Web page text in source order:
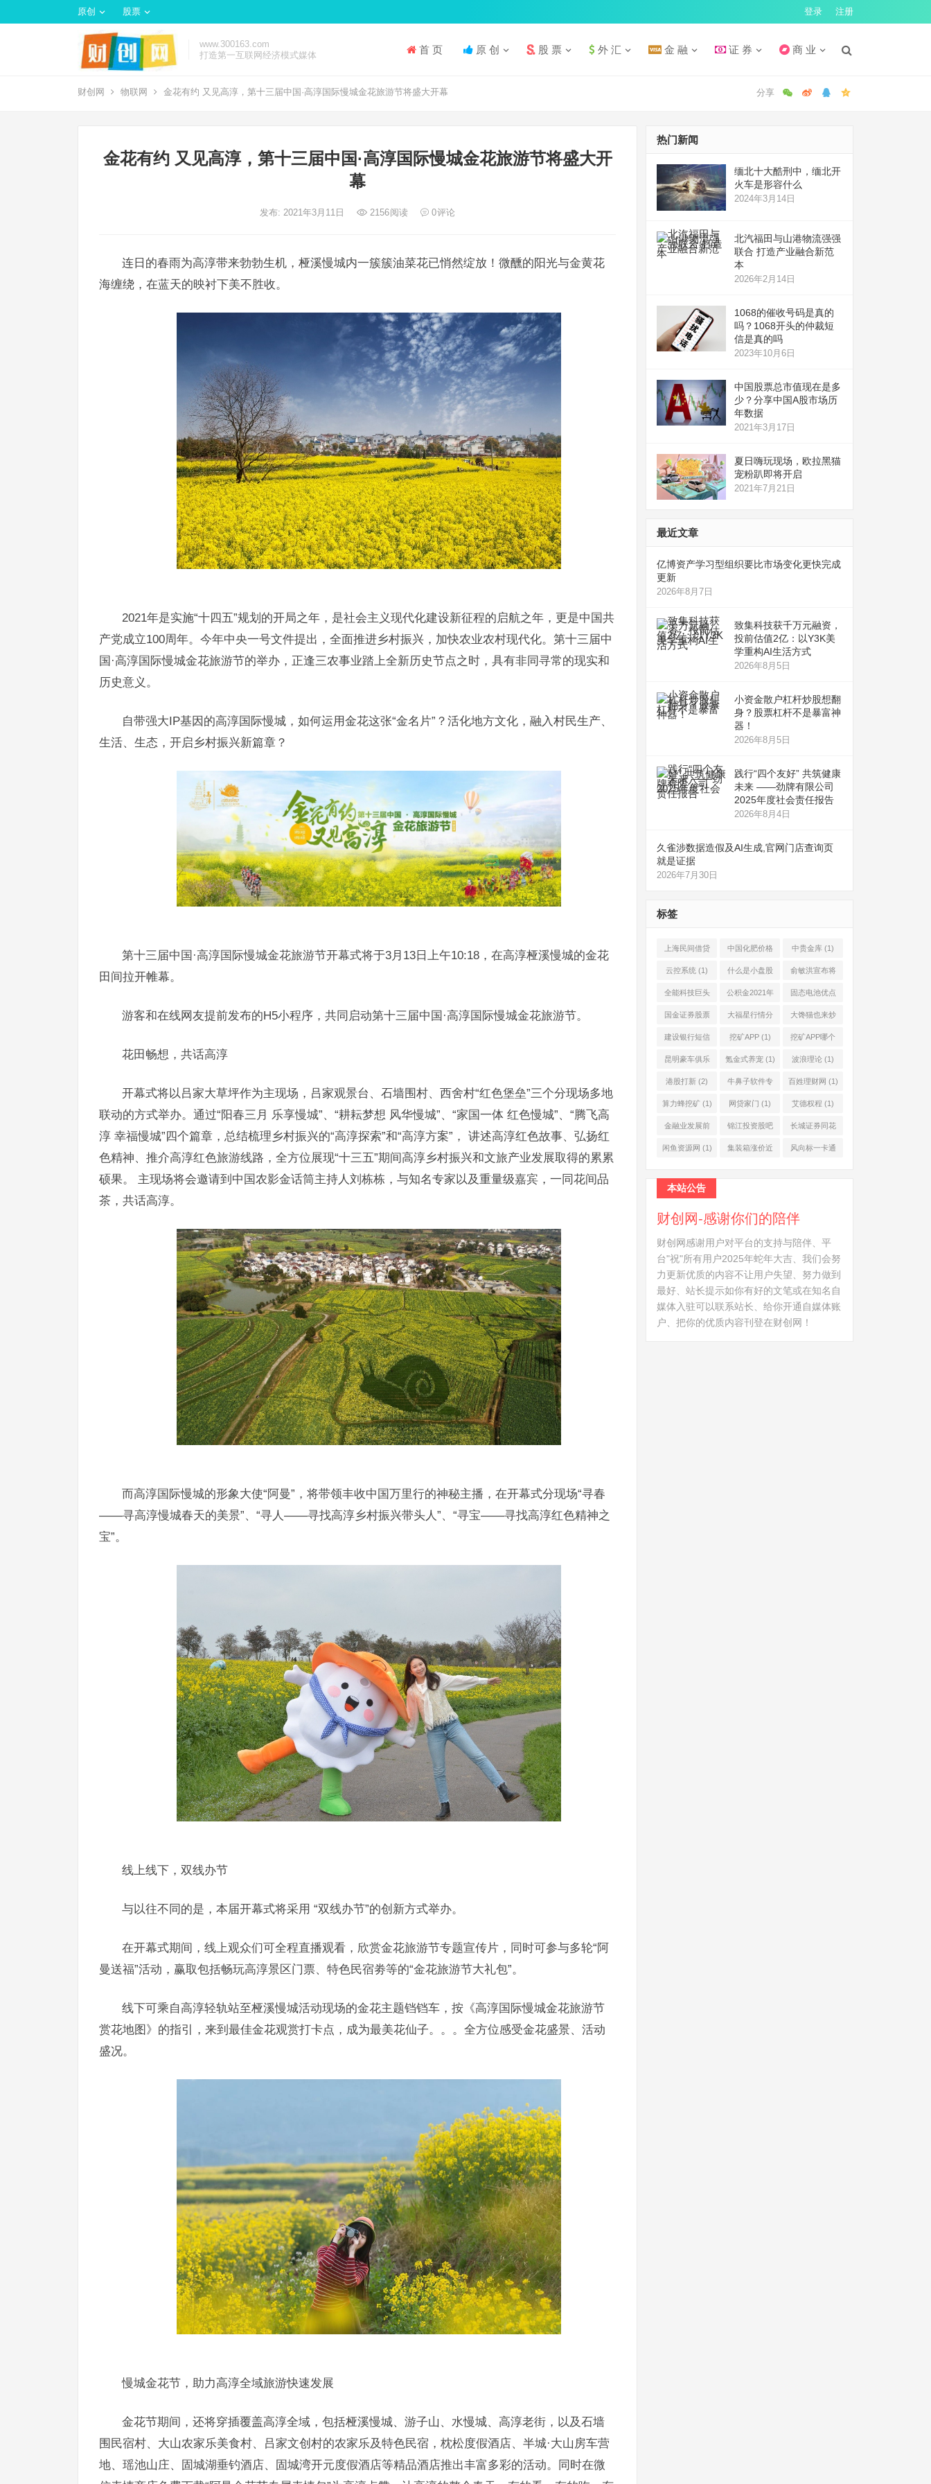
原创 股票 登录 注册
www.300163.com
打造第一互联网经济模式媒体
首 页 原 创 股 票 外 汇 金 融 证 券 商 业
财创网 物联网 金花有约 又见高淳，第十三届中国·高淳国际慢城金花旅游节将盛大开幕
金花有约 又见高淳，第十三届中国·高淳国际慢城金花旅游节将盛大开
幕
发布: 2021年3月11日 2156阅读 0评论
连日的春雨为高淳带来勃勃生机，桠溪慢城内一簇簇油菜花已悄然绽放！微醺的阳光与金黄花
海缠绕，在蓝天的映衬下美不胜收。
2021年是实施“十四五”规划的开局之年，是社会主义现代化建设新征程的启航之年，更是中国共
产党成立100周年。今年中央一号文件提出，全面推进乡村振兴，加快农业农村现代化。第十三届中
国·高淳国际慢城金花旅游节的举办，正逢三农事业踏上全新历史节点之时，具有非同寻常的现实和
历史意义。
自带强大IP基因的高淳国际慢城，如何运用金花这张“金名片”？活化地方文化，融入村民生产、
生活、生态，开启乡村振兴新篇章？
第十三届中国·高淳国际慢城金花旅游节开幕式将于3月13日上午10:18，在高淳桠溪慢城的金花
田间拉开帷幕。
游客和在线网友提前发布的H5小程序，共同启动第十三届中国·高淳国际慢城金花旅游节。
花田畅想，共话高淳
开幕式将以吕家大草坪作为主现场，吕家观景台、石墙围村、西舍村“红色堡垒”三个分现场多地
联动的方式举办。通过“阳春三月 乐享慢城”、“耕耘梦想 风华慢城”、“家国一体 红色慢城”、“腾飞高
淳 幸福慢城”四个篇章，总结梳理乡村振兴的“高淳探索”和“高淳方案”， 讲述高淳红色故事、弘扬红
色精神、推介高淳红色旅游线路，全方位展现“十三五”期间高淳乡村振兴和文旅产业发展取得的累累
硕果。 主现场将会邀请到中国农影金话筒主持人刘栋栋，与知名专家以及重量级嘉宾，一同花间品
茶，共话高淳。
而高淳国际慢城的形象大使“阿曼”，将带领丰收中国万里行的神秘主播，在开幕式分现场“寻春
——寻高淳慢城春天的美景”、“寻人——寻找高淳乡村振兴带头人”、“寻宝——寻找高淳红色精神之
宝”。
线上线下，双线办节
与以往不同的是，本届开幕式将采用 “双线办节”的创新方式举办。
在开幕式期间，线上观众们可全程直播观看，欣赏金花旅游节专题宣传片，同时可参与多轮“阿
曼送福”活动，赢取包括畅玩高淳景区门票、特色民宿劵等的“金花旅游节大礼包”。
线下可乘自高淳轻轨站至桠溪慢城活动现场的金花主题铛铛车，按《高淳国际慢城金花旅游节
赏花地图》的指引，来到最佳金花观赏打卡点，成为最美花仙子。。。全方位感受金花盛景、活动
盛况。
慢城金花节，助力高淳全域旅游快速发展
金花节期间，还将穿插覆盖高淳全域，包括桠溪慢城、游子山、水慢城、高淳老街，以及石墙
围民宿村、大山农家乐美食村、吕家文创村的农家乐及特色民宿，枕松度假酒店、半城·大山房车营
地、瑶池山庄、固城湖垂钓酒店、固城湾开元度假酒店等精品酒店推出丰富多彩的活动。同时在微
热门新闻
缅北十大酷刑中，缅北开
火车是形容什么
2024年3月14日
北汽福田与山港物流强强
联合 打造产业融合新范
本
2026年2月14日
1068的催收号码是真的
吗？1068开头的仲裁短
信是真的吗
2023年10月6日
中国股票总市值现在是多
少？分享中国A股市场历
年数据
2021年3月17日
夏日嗨玩现场，欧拉黑猫
宠粉趴即将开启
2021年7月21日
最近文章
亿博资产学习型组织要比市场变化更快完成
更新
2026年8月7日
致集科技获千万元融资，
投前估值2亿：以Y3K美
学重构AI生活方式
2026年8月5日
小资金散户杠杆炒股想翻
身？股票杠杆不是暴富神
器！
2026年8月5日
践行“四个友好” 共筑健康
未来 ——劲牌有限公司
2025年度社会责任报告
2026年8月4日
久雀涉数据造假及AI生成,官网门店查询页
就是证据
2026年7月30日
标签
上海民间借贷
公司(1)
中国化肥价格
网(1)
中贵金库 (1)
云控系统 (1) 什么是小盘股
(2)
俞敏洪宣布将
退休(1)
全能科技巨头
(1)
公积金2021年
起不允许提取
固态电池优点
(1)
国金证券股票
(2)
大福星行情分
析系统(1)
大馋猫也来炒
股票(1)
建设银行短信
服务费(1)
挖矿APP(1) 挖矿APP哪个
靠谱(1)
昆明豪车俱乐
部(1)
氪金式养宠(1) 波浪理论 (1)
港股打新 (2) 牛鼻子软件专
业版(1)
百姓理财网 (1)
算力蜂挖矿(1) 网贷家门 (1) 艾德权程 (1)
金融业发展前
景(1)
锦江投资股吧
(1)
长城证券同花
顺(1)
闲鱼资源网 (1) 集装箱涨价近 风向标一卡通
本站公告
财创网-感谢你们的陪伴
财创网感谢用户对平台的支持与陪伴、平
台"祝"所有用户2025年蛇年大吉、我们会努
力更新优质的内容不让用户失望、努力做到
最好、站长提示如你有好的文笔或在知名自
媒体入驻可以联系站长、给你开通自媒体账
户、把你的优质内容刊登在财创网！